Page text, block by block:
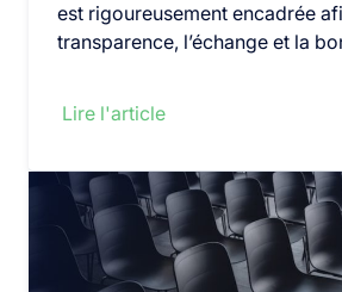
est rigoureusement encadrée
transparence, l’échange et la
Lire l'article